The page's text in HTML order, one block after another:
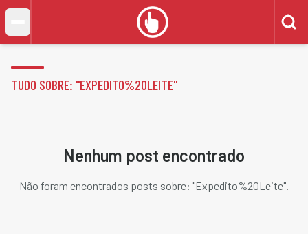
TUDO SOBRE: "EXPEDITO%20LEITE"
Nenhum post encontrado
Não foram encontrados posts sobre: "Expedito%20Leite".